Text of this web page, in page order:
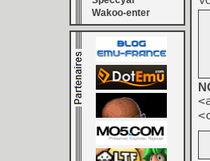
Wakoo-enter